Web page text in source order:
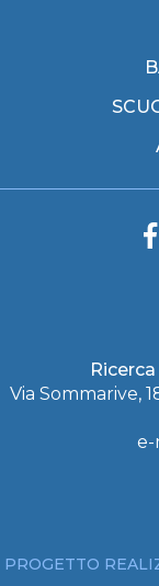
Via Sommarive,
e-
PROGETTO